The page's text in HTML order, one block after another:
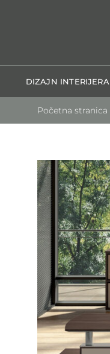
DIZAJN INTERIJERA
Početna stranica